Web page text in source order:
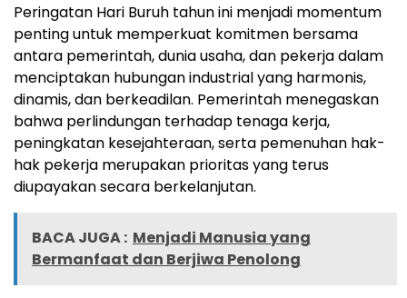
Peringatan Hari Buruh tahun ini menjadi momentum
penting untuk memperkuat komitmen bersama
antara pemerintah, dunia usaha, dan pekerja dalam
menciptakan hubungan industrial yang harmonis,
dinamis, dan berkeadilan. Pemerintah menegaskan
bahwa perlindungan terhadap tenaga kerja,
peningkatan kesejahteraan, serta pemenuhan hak-
hak pekerja merupakan prioritas yang terus
diupayakan secara berkelanjutan.
BACA JUGA : Menjadi Manusia yang
Bermanfaat dan Berjiwa Penolong